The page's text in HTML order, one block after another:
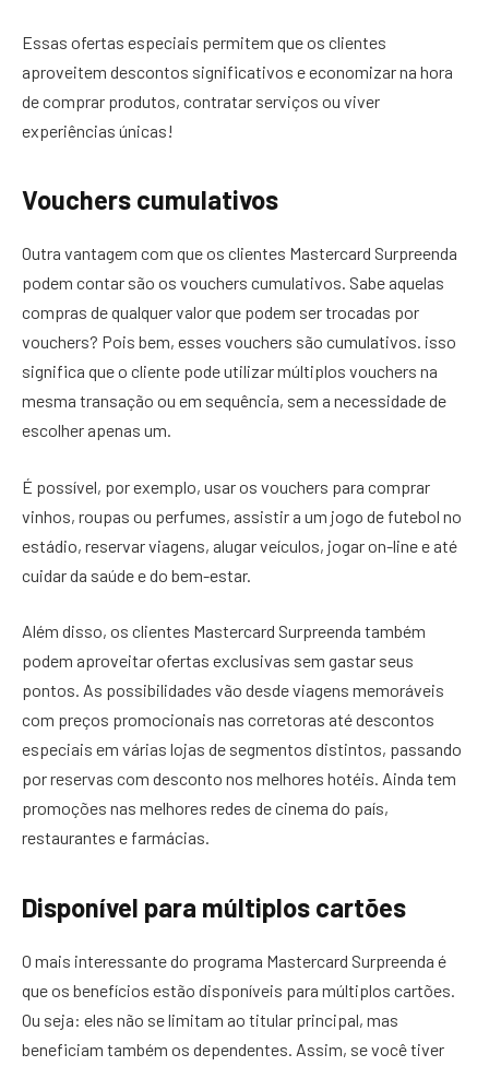
Essas ofertas especiais permitem que os clientes
aproveitem descontos significativos e economizar na hora
de comprar produtos, contratar serviços ou viver
experiências únicas!
Vouchers cumulativos
Outra vantagem com que os clientes Mastercard Surpreenda
podem contar são os vouchers cumulativos. Sabe aquelas
compras de qualquer valor que podem ser trocadas por
vouchers? Pois bem, esses vouchers são cumulativos. isso
significa que o cliente pode utilizar múltiplos vouchers na
mesma transação ou em sequência, sem a necessidade de
escolher apenas um.
É possível, por exemplo, usar os vouchers para comprar
vinhos, roupas ou perfumes, assistir a um jogo de futebol no
estádio, reservar viagens, alugar veículos, jogar on-line e até
cuidar da saúde e do bem-estar.
Além disso, os clientes Mastercard Surpreenda também
podem aproveitar ofertas exclusivas sem gastar seus
pontos. As possibilidades vão desde viagens memoráveis
com preços promocionais nas corretoras até descontos
especiais em várias lojas de segmentos distintos, passando
por reservas com desconto nos melhores hotéis. Ainda tem
promoções nas melhores redes de cinema do país,
restaurantes e farmácias.
Disponível para múltiplos cartões
O mais interessante do programa Mastercard Surpreenda é
que os benefícios estão disponíveis para múltiplos cartões.
Ou seja: eles não se limitam ao titular principal, mas
beneficiam também os dependentes. Assim, se você tiver